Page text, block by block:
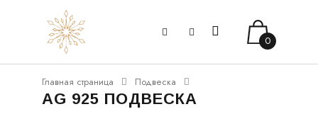
0
Главная страница Подвеска
AG 925 ПОДВЕСКА